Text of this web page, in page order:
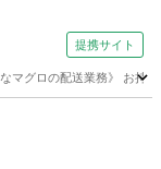
提携サイト
マグロの配送業務》 お持